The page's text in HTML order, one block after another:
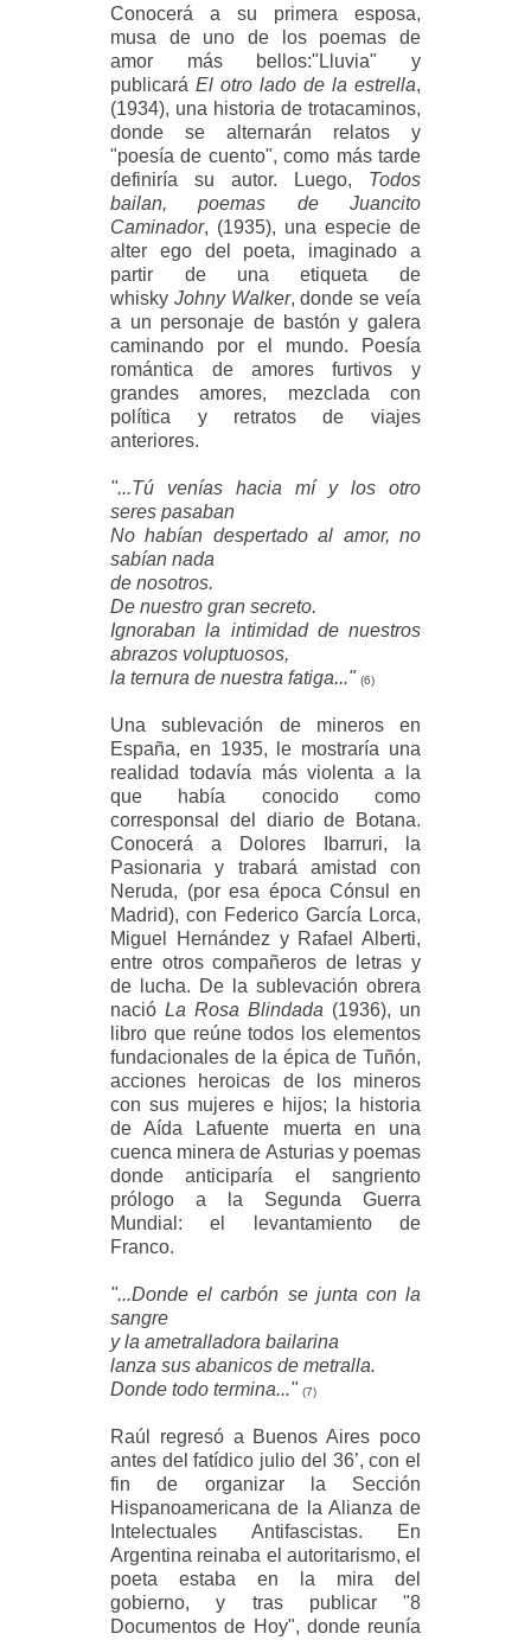
Conocerá a su primera esposa,
musa de uno de los poemas de
amor más bellos:"Lluvia" y
publicaráEl otro lado de la estrella,
(1934), una historia de trotacaminos,
donde se alternarán relatos y
"poesía de cuento", como más tarde
definiría su autor. Luego, Todos
bailan, poemas de Juancito
Caminador, (1935), una especie de
alter ego del poeta, imaginado a
partir de una etiqueta de
whisky Johny Walker, donde se veía
a un personaje de bastón y galera
caminando por el mundo. Poesía
romántica de amores furtivos y
grandes amores, mezclada con
política y retratos de viajes
anteriores.
"...Tú venías hacia mí y los otro
seres pasaban
No habían despertado al amor, no
sabían nada
de nosotros.
De nuestro gran secreto.
Ignoraban la intimidad de nuestros
abrazos voluptuosos,
la ternura de nuestra fatiga..." (6)
Una sublevación de mineros en
España, en 1935, le mostraría una
realidad todavía más violenta a la
que había conocido como
corresponsal del diario de Botana.
Conocerá a Dolores Ibarruri, la
Pasionaria y trabará amistad con
Neruda, (por esa época Cónsul en
Madrid), con Federico García Lorca,
Miguel Hernández y Rafael Alberti,
entre otros compañeros de letras y
de lucha. De la sublevación obrera
nacióLa Rosa Blindada (1936), un
libro que reúne todos los elementos
fundacionales de la épica de Tuñón,
acciones heroicas de los mineros
con sus mujeres e hijos; la historia
de Aída Lafuente muerta en una
cuenca minera de Asturias y poemas
donde anticiparía el sangriento
prólogo a la Segunda Guerra
Mundial: el levantamiento de
Franco.
"...Donde el carbón se junta con la
sangre
y la ametralladora bailarina
lanza sus abanicos de metralla.
Donde todo termina..." (7)
Raúl regresó a Buenos Aires poco
antes del fatídico julio del 36’, con el
fin de organizar la Sección
Hispanoamericana de la Alianza de
Intelectuales Antifascistas. En
Argentina reinaba el autoritarismo, el
poeta estaba en la mira del
gobierno, y tras publicar "8
Documentos de Hoy", donde reunía